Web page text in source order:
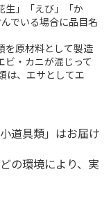
生」「えび」「か
でいる場合に品目名
を原材料として製造
ビ・カニが混じって
は、エサとしてエ
道具類」はお届け
の環境により、実